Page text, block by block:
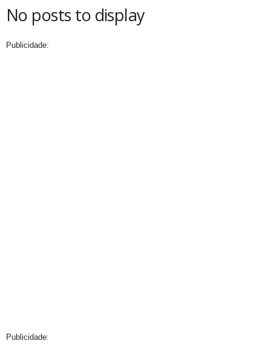
No posts to display
Publicidade:
Publicidade: